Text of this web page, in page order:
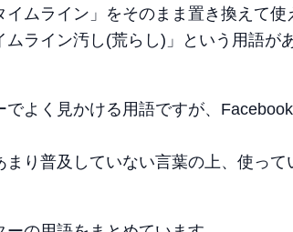
ムライン」をそのまま置き換えて使
ムライン汚し(荒らし)」という用語
でよく見かける用語ですが、
まり普及していない言葉の上、使っ